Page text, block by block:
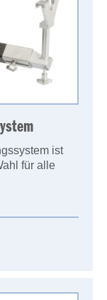
ist
für alle